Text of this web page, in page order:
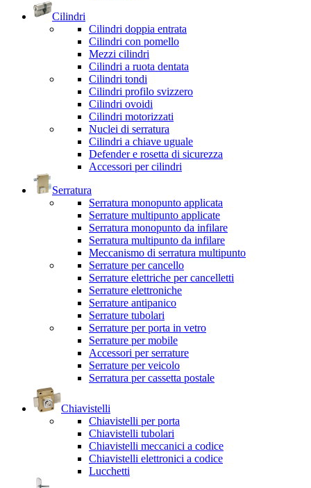
Cilindri
Cilindri doppia entrata
Cilindri con pomello
Mezzi cilindri
Cilindri a ruota dentata
Cilindri tondi
Cilindri profilo svizzero
Cilindri ovoidi
Cilindri motorizzati
Nuclei di serratura
Cilindri a chiave uguale
Defender e rosetta di sicurezza
Accessori per cilindri
Serratura
Serratura monopunto applicata
Serrature multipunto applicate
Serratura monopunto da infilare
Serratura multipunto da infilare
Meccanismo di serratura multipunto
Serrature per cancello
Serrature elettriche per cancelletti
Serrature elettroniche
Serrature antipanico
Serrature tubolari
Serrature per porta in vetro
Serrature per mobile
Accessori per serrature
Serrature per veicolo
Serratura per cassetta postale
Chiavistelli
Chiavistelli per porta
Chiavistelli tubolari
Chiavistelli meccanici a codice
Chiavistelli elettronici a codice
Lucchetti